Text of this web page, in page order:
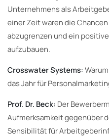
Unternehmens als
einer Zeit waren die
abzugrenzen und ein
aufzubauen.
Crosswater Systems:
das Jahr für
Prof. Dr. Beck: Der
Aufmerksamkeit gegenüber
Sensibilität für